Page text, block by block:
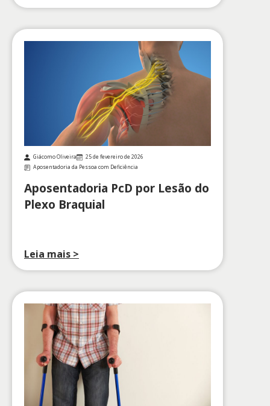
Giácomo Oliveira
25 de fevereiro de 2026
Aposentadoria da Pessoa com Deficiência
Aposentadoria PcD por Lesão do
Plexo Braquial
Leia mais >